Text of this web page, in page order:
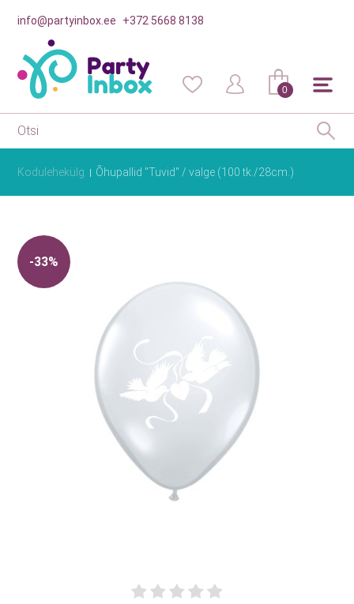
info@partyinbox.ee +372 5668 8138
0
Kodulehekülg Õhupallid "Tuvid" / valge (100 tk./28cm.)
-33%